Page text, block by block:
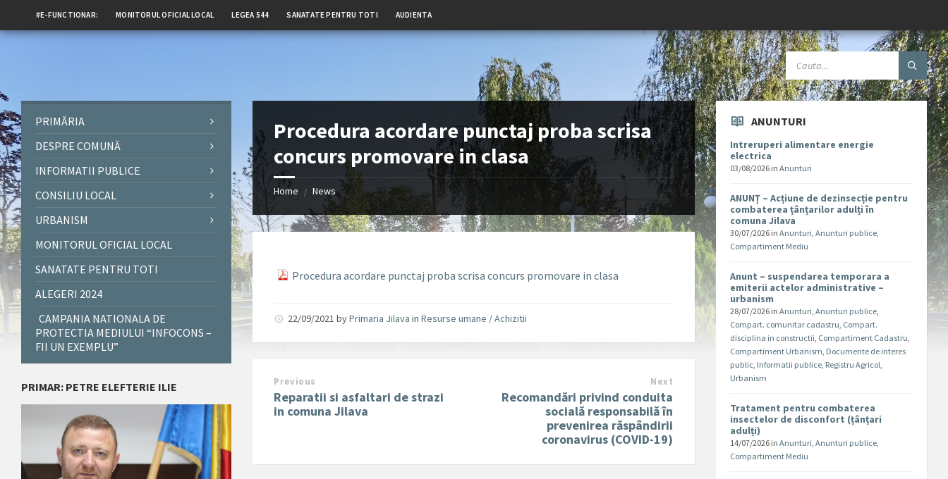
#E-FUNCTIONAR: MONITORUL OFICIAL LOCAL LEGEA 544 SANATATE PENTRU TOTI AUDIENTA
Procedura acordare punctaj proba scrisa
concurs promovare in clasa
Home / News
Procedura acordare punctaj proba scrisa concurs promovare in clasa
22/09/2021byPrimaria Jilava inResurse umane / Achizitii
Previous
Reparatii si asfaltari de strazi
in comuna Jilava
Next
Recomandări privind conduita
socială responsabilă în
prevenirea răspândirii
coronavirus (COVID-19)
PRIMĂRIA
DESPRE COMUNĂ
INFORMATII PUBLICE
CONSILIU LOCAL
URBANISM
MONITORUL OFICIAL LOCAL
SANATATE PENTRU TOTI
ALEGERI 2024
CAMPANIA NATIONALA DE
PROTECTIA MEDIULUI “INFOCONS –
FII UN EXEMPLU”
PRIMAR: PETRE ELEFTERIE ILIE
ANUNTURI
Intreruperi alimentare energie
electrica
03/08/2026 inAnunturi
ANUNȚ – Acțiune de dezinsecție pentru
combaterea țânțarilor adulți în
comuna Jilava
30/07/2026 inAnunturi,Anunturi publice,
Compartiment Mediu
Anunt – suspendarea temporara a
emiterii actelor administrative –
urbanism
28/07/2026 inAnunturi,Anunturi publice,
Compart. comunitar cadastru, Compart.
disciplina in constructii, Compartiment Cadastru,
Compartiment Urbanism, Documente de interes
public, Informatii publice, Registru Agricol,
Urbanism
Tratament pentru combaterea
insectelor de disconfort (țânțari
adulți)
14/07/2026 inAnunturi,Anunturi publice,
Compartiment Mediu